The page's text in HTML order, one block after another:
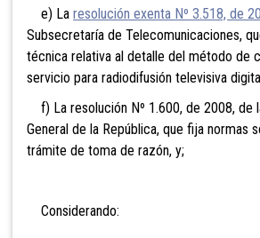
e) La resolución exenta Nº 3.518, de
Subsecretaría de Telecomunicaciones,
técnica relativa al detalle del método de
servicio para radiodifusión televisiva
f) La resolución Nº 1.600, de 2008, de
General de la República, que fija normas
trámite de toma de razón, y;
Considerando: